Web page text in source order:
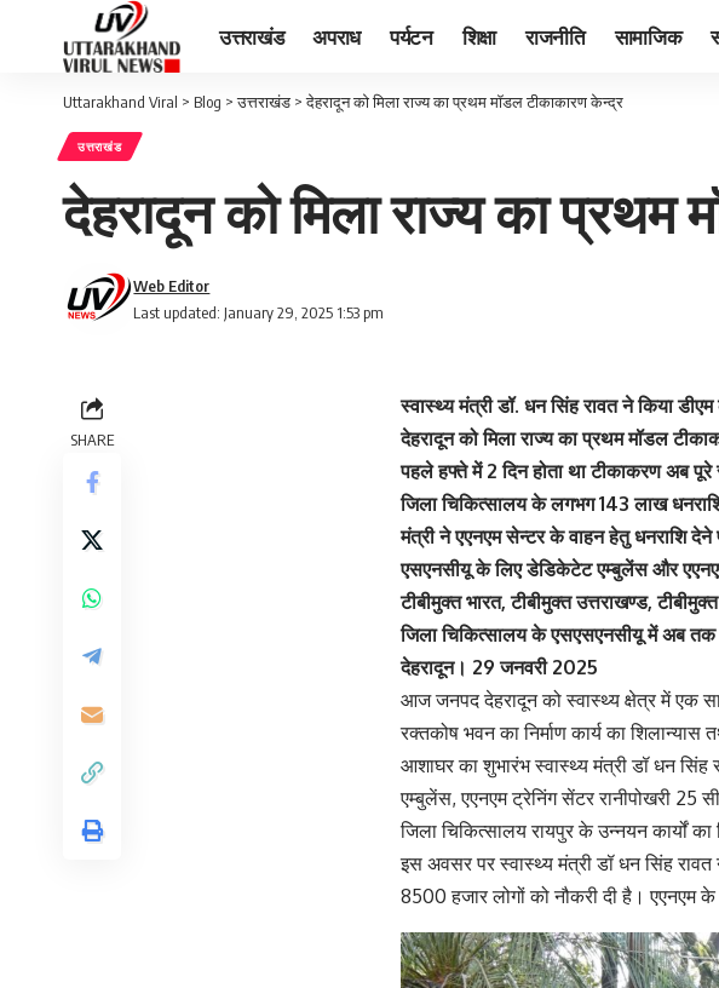
उत्तराखंड अपराध पर्यटन शिक्षा राजनीति सामाजिक
Uttarakhand Viral > Blog >उत्तराखंड >देहरादून को मिला राज्य का प्रथम मॉडल टीकाकारण केन्द्र
उत्तराखंड
देहरादून को मिला राज्य का प्रथम
Last updated: January 29, 2025 1:53 pm
Web Editor
SHARE
स्वास्थ्य मंत्री डॉ. धन सिंह रावत ने किया
देहरादून को मिला राज्य का प्रथम मॉडल
पहले हफ्ते में 2 दिन होता था टीकाकरण अब
जिला चिकित्सालय के लगभग 143 लाख
मंत्री ने एएनएम सेन्टर के वाहन हेतु धनराशि देने
एसएनसीयू के लिए डेडिकेटेट एम्बुलेंस और
टीबीमुक्त भारत, टीबीमुक्त उत्तराखण्ड,
जिला चिकित्सालय के एसएसएनसीयू में अब
देहरादून। 29 जनवरी 2025
आज जनपद देहरादून को स्वास्थ्य क्षेत्र में एक
रक्तकोष भवन का निर्माण कार्य का
आशाघर का शुभारंभ स्वास्थ्य मंत्री डॉ धन
एम्बुलेंस, एएनएम ट्रेनिंग सेंटर रानीपोखरी 25
जिला चिकित्सालय रायपुर के उन्नयन कार्यों का
इस अवसर पर स्वास्थ्य मंत्री डॉ धन सिंह रावत
8500 हजार लोगों को नौकरी दी है। एएनएम के